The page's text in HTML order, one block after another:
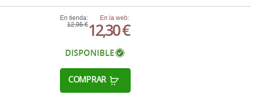
En tienda:
12,95 €
En la web:
12,30 €
DISPONIBLE
COMPRAR